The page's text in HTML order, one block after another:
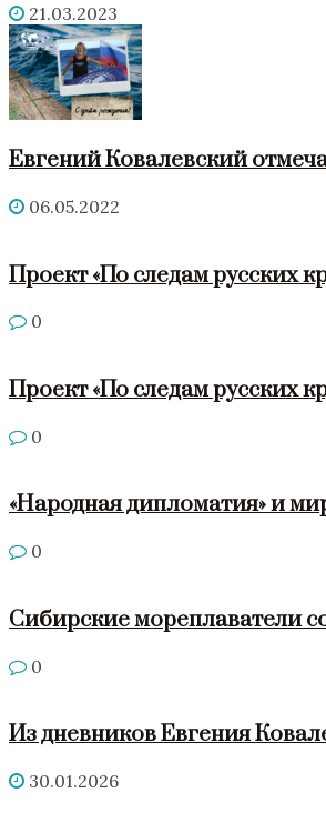
21.03.2023
Евгений Ковалевский
06.05.2022
Проект «По следам русских
0
Проект «По следам русских
0
«Народная дипломатия» и
0
Сибирские мореплаватели
0
Из дневников Евгения
30.01.2026